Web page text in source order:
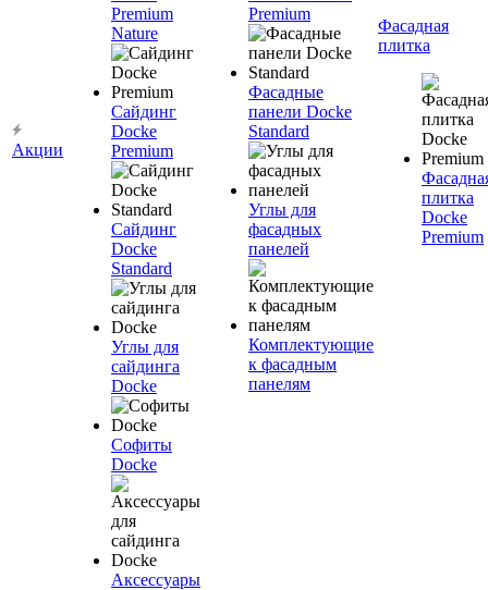
Акции
Premium
Nature
Сайдинг
Docke
Premium
Сайдинг
Docke
Standard
Углы для
сайдинга
Docke
Софиты
Docke
Аксессуары
Premium
Фасадные
панели Docke
Standard
Углы для
фасадных
панелей
Комплектующие
к фасадным
панелям
Фасадная
плитка
плитка
Docke
Premium